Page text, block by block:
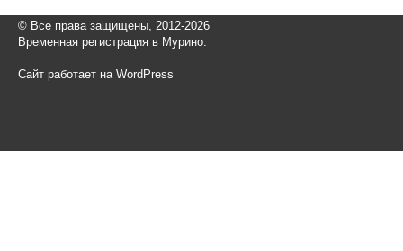
© Все права защищены, 2012-2026
Временная регистрация в Мурино.
Сайт работает на WordPress